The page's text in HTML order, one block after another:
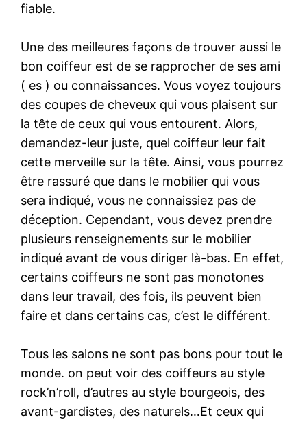
fiable.
Une des meilleures façons de trouver aussi le
bon coiffeur est de se rapprocher de ses ami
( es ) ou connaissances. Vous voyez toujours
des coupes de cheveux qui vous plaisent sur
la tête de ceux qui vous entourent. Alors,
demandez-leur juste, quel coiffeur leur fait
cette merveille sur la tête. Ainsi, vous pourrez
être rassuré que dans le mobilier qui vous
sera indiqué, vous ne connaissiez pas de
déception. Cependant, vous devez prendre
plusieurs renseignements sur le mobilier
indiqué avant de vous diriger là-bas. En effet,
certains coiffeurs ne sont pas monotones
dans leur travail, des fois, ils peuvent bien
faire et dans certains cas, c’est le différent.
Tous les salons ne sont pas bons pour tout le
monde. on peut voir des coiffeurs au style
rock’n’roll, d’autres au style bourgeois, des
avant-gardistes, des naturels…Et ceux qui